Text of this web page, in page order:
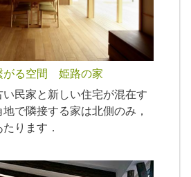
がる空間 姫路の家
民家と新しい住宅が混在す
で隣接する家は北側のみ，
ります．